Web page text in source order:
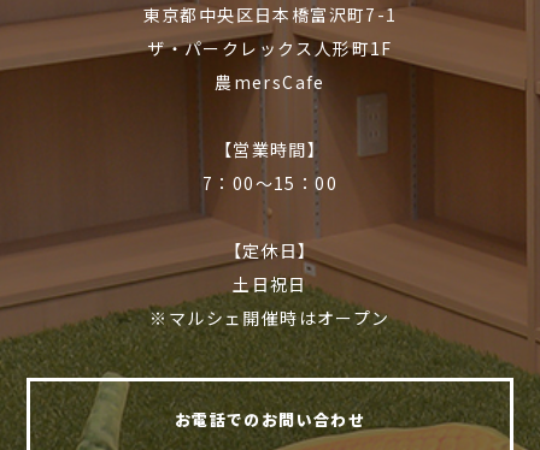
東京都中央区日本橋富沢町7-1
ザ・パークレックス人形町1F
農mersCafe
【営業時間】
7：00〜15：00
【定休日】
土日祝日
※マルシェ開催時はオープン
お電話でのお問い合わせ